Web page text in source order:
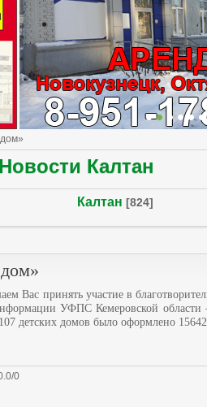
Новости Калтан
Калтан [824]
Вас принять участие в
УФПС Кемеровской
детских домов было оформлено
/0